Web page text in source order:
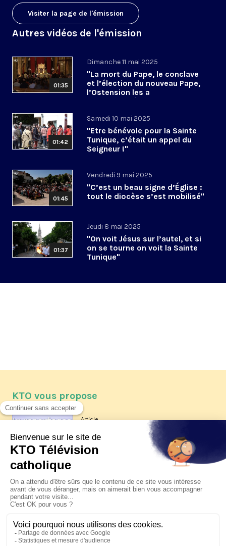
Visiter la page de l'émission
Autres vidéos de l'émission
01:35
Dimanche 11 mai 2025
"La mort du Pape, le conclave
et l’élection du nouveau Pape,
l’Ostension les a
accompagnés"
01:42
Samedi 10 mai 2025
"Etre bénévole pour la Sainte
Tunique, c’était un appel du
Seigneur !"
01:45
Vendredi 9 mai 2025
"C’est un beau signe d’Église :
tout le diocèse s’est mobilisé"
01:37
Jeudi 8 mai 2025
"On voit Jésus sur l’autel, et si
on se tourne on voit la Sainte
Tunique"
KTO vous propose
Article
Les reportages d'été 2026 de KTO
La visite pastorale du pape Léon
XIV à Assise à suivre sur KTO le
jeudi 6 août
Le pape en Uruguay, Argentine et
Pérou du 6 au 17 novembre 2026